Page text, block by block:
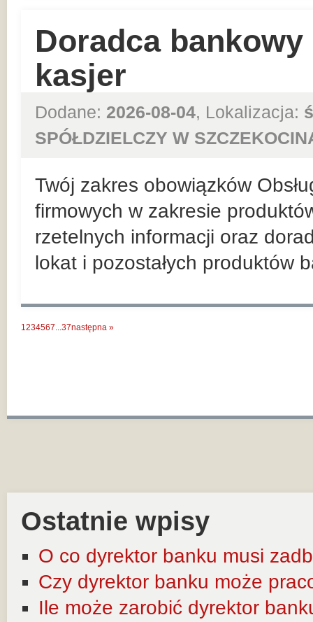
Doradca
kasjer
Dodane: 2026-08-04, Lokalizacja:
SPÓŁDZIELCZY W
Twój zakres obowiązków
firmowych w zakresie
rzetelnych informacji oraz
lokat i pozostałych produktów
1234567...37następna »
Ostatnie wpisy
O co dyrektor banku musi
Czy dyrektor banku może
Ile może zarobić dyrektor